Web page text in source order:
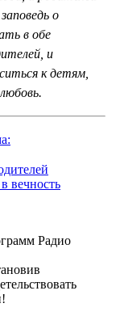
о
в обе
и
к детям,
вечность
Радио